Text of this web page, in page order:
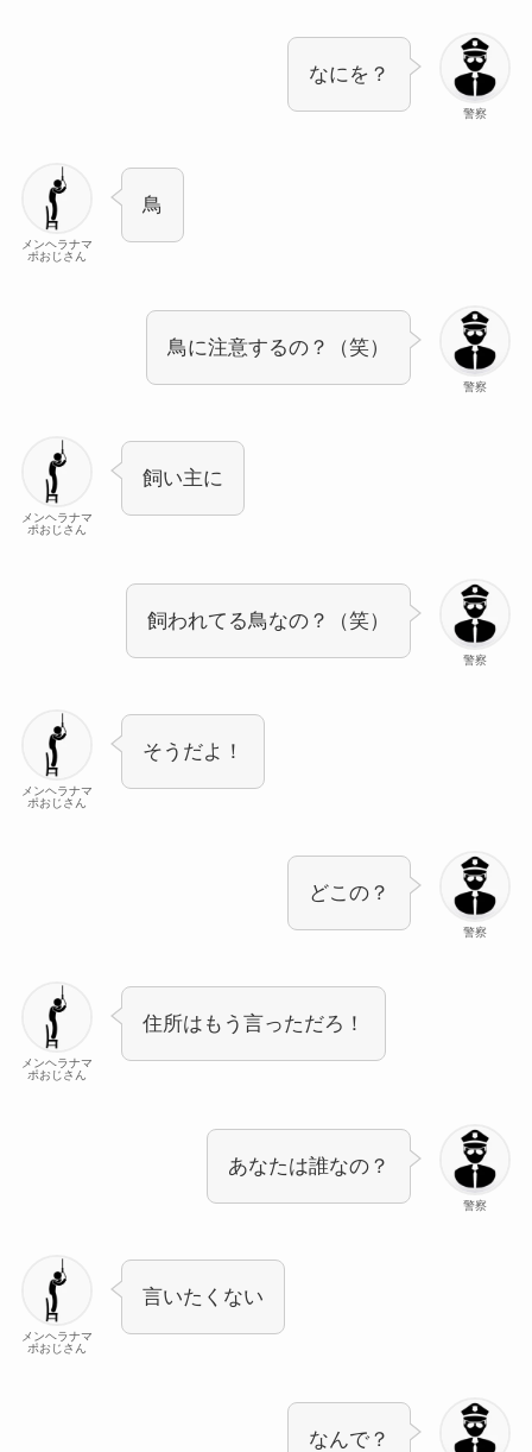
警察
なにを？
メンヘラナマ
ポおじさん
鳥
警察
鳥に注意するの？（笑）
メンヘラナマ
ポおじさん
飼い主に
警察
飼われてる鳥なの？（笑）
メンヘラナマ
ポおじさん
そうだよ！
警察
どこの？
メンヘラナマ
ポおじさん
住所はもう言っただろ！
警察
あなたは誰なの？
メンヘラナマ
ポおじさん
言いたくない
なんで？